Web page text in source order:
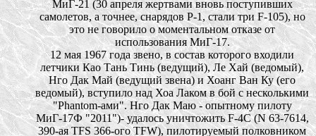
МиГ-21 (30 апреля жертвами вновь поступивших
самолетов, а точнее, снарядов Р-1, стали три F-105), но
это не говорило о моментальном отказе от
использования МиГ-17.
12 мая 1967 года звено, в состав которого входили
летчики Као Тань Тинь (ведущий), Ле Хай (ведомый),
Нго Дак Май (ведущий звена) и Хоанг Ван Ку (его
ведомый), вступило над Хоа Лаком в бой с несколькими
"Phantom-ами". Нго Дак Маю - опытному пилоту
МиГ-17Ф "2011")- удалось уничтожить F-4С (N 63-7614,
390-ая TFS 366-ого TFW), пилотируемый полковником